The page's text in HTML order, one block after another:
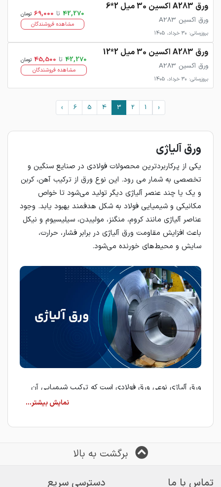
ورق A283 اکسین 30 میل 2*6
ورق اکسین A283
بروزرسانی: 30 خرداد، 1405
42,270 تا 69,000 تومان
مشاهده فروشندگان
ورق A283 اکسین 30 میل 2*12
ورق اکسین A283
بروزرسانی: 30 خرداد، 1405
42,270 تا 45,500 تومان
مشاهده فروشندگان
‹
1
2
3
4
5
6
›
ورق آلیاژی
یکی از پرکاربردترین محصولات فولادی در صنایع سنگین و
تخصصی به شمار می‌ رود. این نوع ورق از ترکیب آهن، کربن
و یک یا چند عنصر آلیاژی دیگر تولید می‌شود تا خواص
مکانیکی و شیمیایی فولاد به شکل هدفمند بهبود یابد. وجود
عناصر آلیاژی مانند کروم، منگنز، مولیبدن، سیلیسیوم و نیکل
باعث افزایش مقاومت ورق آلیاژی در برابر فشار، حرارت،
سایش و محیط‌های خورنده می‌شود.
ورق آلیاژی نوعی ورق فولادی است که ترکیب شیمیایی آن
فراتر از آهن خالص بوده و عناصر آلیاژی مختلفی در ساختار
نسبت به ورق‌های معمولی:
استحکام بالاتری داشته باشدبرگشت به بالا
تماس با ما
دسترسی سریع